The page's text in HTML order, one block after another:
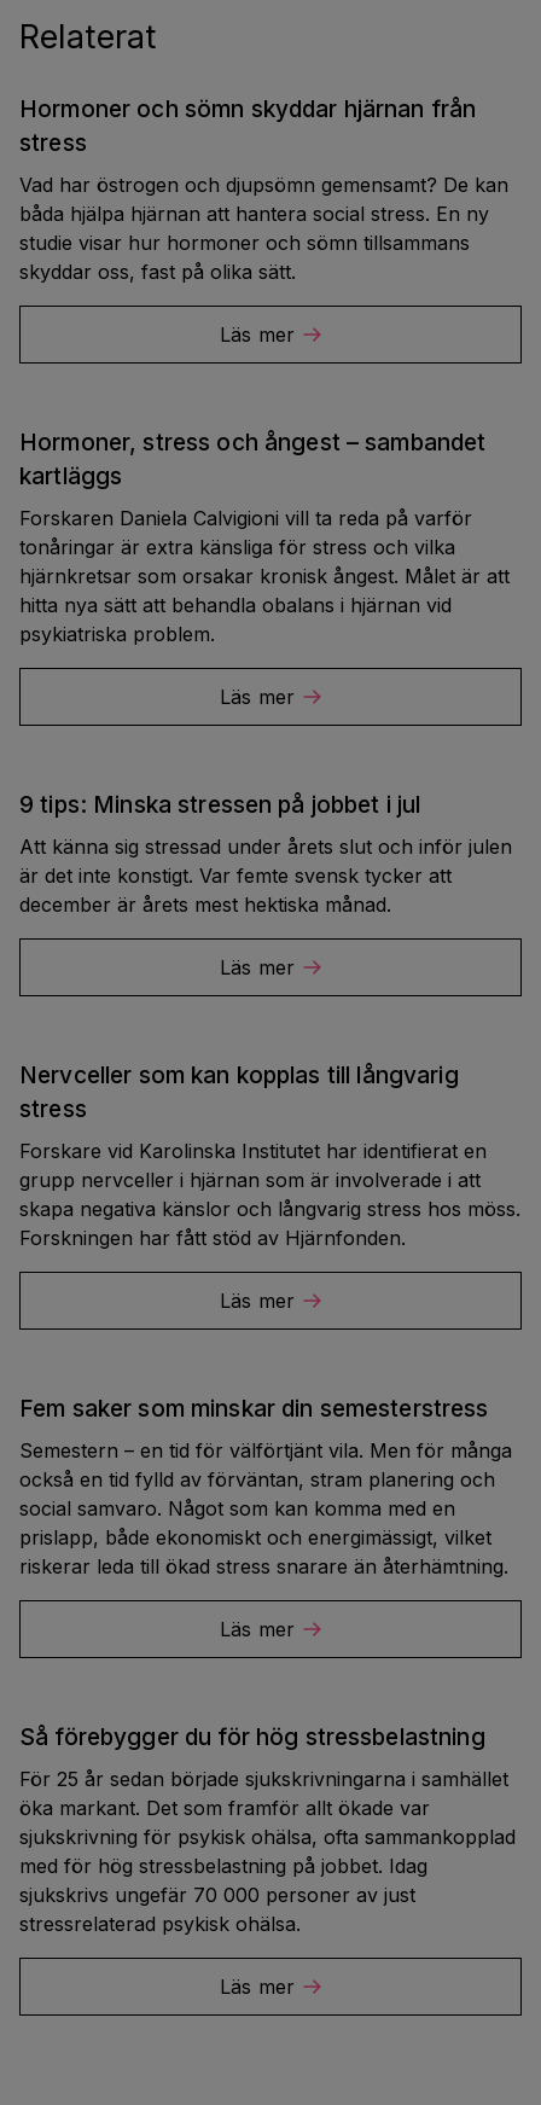
Relaterat
Hormoner och sömn skyddar hjärnan från
stress
Vad har östrogen och djupsömn gemensamt? De kan
båda hjälpa hjärnan att hantera social stress. En ny
studie visar hur hormoner och sömn tillsammans
skyddar oss, fast på olika sätt.
Läs mer
Hormoner, stress och ångest – sambandet
kartläggs
Forskaren Daniela Calvigioni vill ta reda på varför
tonåringar är extra känsliga för stress och vilka
hjärnkretsar som orsakar kronisk ångest. Målet är att
hitta nya sätt att behandla obalans i hjärnan vid
psykiatriska problem.
Läs mer
9 tips: Minska stressen på jobbet i jul
Att känna sig stressad under årets slut och inför julen
är det inte konstigt. Var femte svensk tycker att
december är årets mest hektiska månad.
Läs mer
Nervceller som kan kopplas till långvarig
stress
Forskare vid Karolinska Institutet har identifierat en
grupp nervceller i hjärnan som är involverade i att
skapa negativa känslor och långvarig stress hos möss.
Forskningen har fått stöd av Hjärnfonden.
Läs mer
Fem saker som minskar din semesterstress
Semestern – en tid för välförtjänt vila. Men för många
också en tid fylld av förväntan, stram planering och
social samvaro. Något som kan komma med en
prislapp, både ekonomiskt och energimässigt, vilket
riskerar leda till ökad stress snarare än återhämtning.
Läs mer
Så förebygger du för hög stressbelastning
För 25 år sedan började sjukskrivningarna i samhället
öka markant. Det som framför allt ökade var
sjukskrivning för psykisk ohälsa, ofta sammankopplad
med för hög stressbelastning på jobbet. Idag
sjukskrivs ungefär 70 000 personer av just
stressrelaterad psykisk ohälsa.
Läs mer